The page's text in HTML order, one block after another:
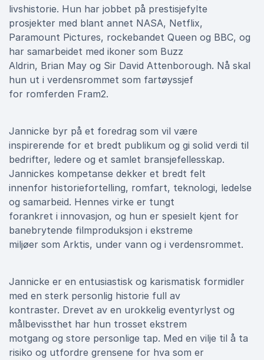
livshistorie. Hun har jobbet på prestisjefylte
prosjekter med blant annet NASA, Netflix,
Paramount Pictures, rockebandet Queen og BBC, og
har samarbeidet med ikoner som Buzz
Aldrin, Brian May og Sir David Attenborough. Nå skal
hun ut i verdensrommet som fartøyssjef
for romferden Fram2.
Jannicke byr på et foredrag som vil være
inspirerende for et bredt publikum og gi solid verdi til
bedrifter, ledere og et samlet bransjefellesskap.
Jannickes kompetanse dekker et bredt felt
innenfor historiefortelling, romfart, teknologi, ledelse
og samarbeid. Hennes virke er tungt
forankret i innovasjon, og hun er spesielt kjent for
banebrytende filmproduksjon i ekstreme
miljøer som Arktis, under vann og i verdensrommet.
Jannicke er en entusiastisk og karismatisk formidler
med en sterk personlig historie full av
kontraster. Drevet av en urokkelig eventyrlyst og
målbevissthet har hun trosset ekstrem
motgang og store personlige tap. Med en vilje til å ta
risiko og utfordre grensene for hva som er